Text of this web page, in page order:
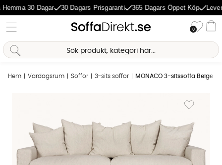
30 Dagar 30 Dagars Prisgaranti 365 Dagars Öppet Köp
0
Hem Vardagsrum Soffor 3-sits soffor MONACO 3-sitssoffa Beige
Lägg till i
AI-assistent